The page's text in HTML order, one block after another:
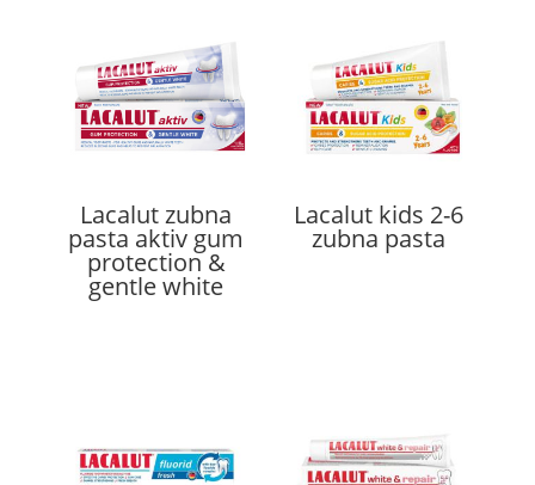
Lacalut zubna
pasta aktiv gum
protection &
gentle white
Lacalut kids 2-6
zubna pasta